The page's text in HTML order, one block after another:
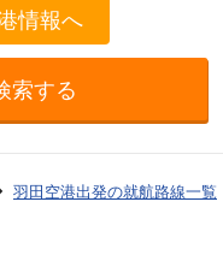
情報へ
索する
羽田空港出発の就航路線一覧